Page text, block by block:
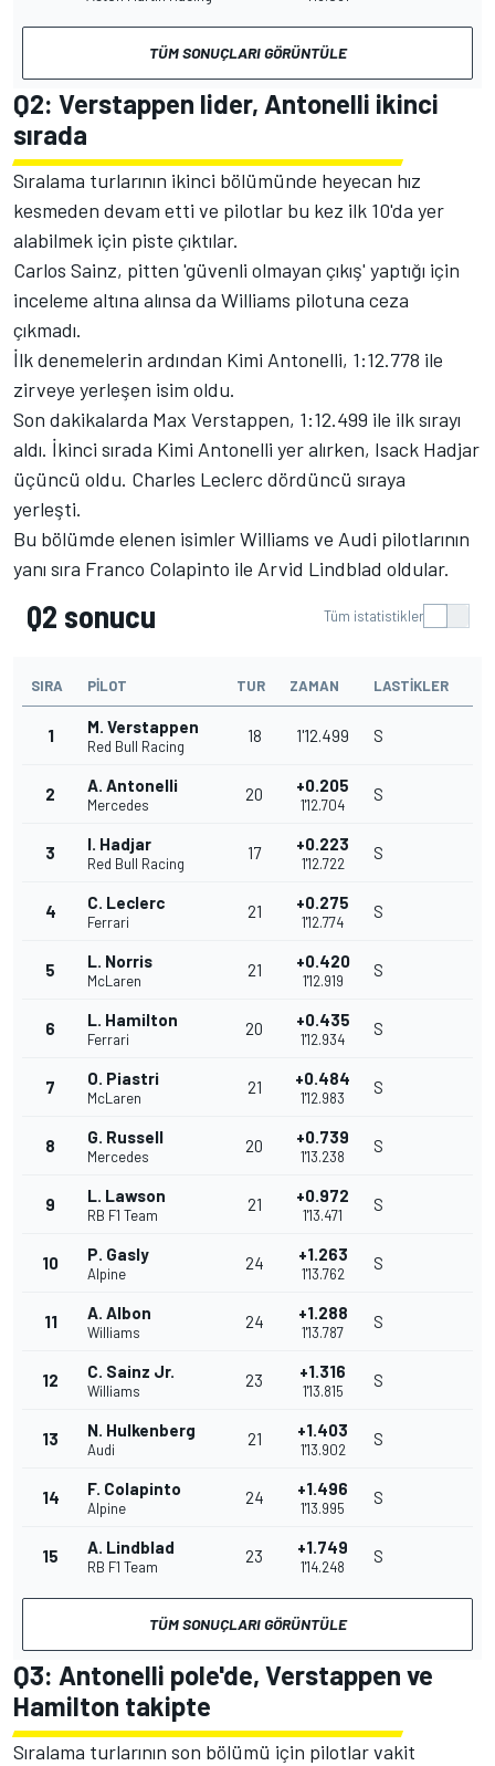
TÜM SONUÇLARI GÖRÜNTÜLE
Q2: Verstappen lider, Antonelli ikinci
sırada
Sıralama turlarının ikinci bölümünde heyecan hız
kesmeden devam etti ve pilotlar bu kez ilk 10'da yer
alabilmek için piste çıktılar.
Carlos Sainz, pitten 'güvenli olmayan çıkış' yaptığı için
inceleme altına alınsa da Williams pilotuna ceza
çıkmadı.
İlk denemelerin ardından Kimi Antonelli, 1:12.778 ile
zirveye yerleşen isim oldu.
Son dakikalarda Max Verstappen, 1:12.499 ile ilk sırayı
aldı. İkinci sırada Kimi Antonelli yer alırken, Isack Hadjar
üçüncü oldu. Charles Leclerc dördüncü sıraya
yerleşti.
Bu bölümde elenen isimler Williams ve Audi pilotlarının
yanı sıra Franco Colapinto ile Arvid Lindblad oldular.
Q2 sonucu Tüm istatistikler
SIRA PILOT TUR ZAMAN LASTIKLER
1 M. Verstappen
Red Bull Racing
18 1'12.499 S
2 A. Antonelli
Mercedes
20 +0.205
1'12.704
S
3 I. Hadjar
Red Bull Racing
17 +0.223
1'12.722
S
4 C. Leclerc
Ferrari
21 +0.275
1'12.774
S
5 L. Norris
McLaren
21 +0.420
1'12.919
S
6 L. Hamilton
Ferrari
20 +0.435
1'12.934
S
7 O. Piastri
McLaren
21 +0.484
1'12.983
S
8 G. Russell
Mercedes
20 +0.739
1'13.238
S
9 L. Lawson
RB F1 Team
21 +0.972
1'13.471
S
10 P. Gasly
Alpine
24 +1.263
1'13.762
S
11 A. Albon
Williams
24 +1.288
1'13.787
S
12 C. Sainz Jr.
Williams
23 +1.316
1'13.815
S
13 N. Hulkenberg
Audi
21 +1.403
1'13.902
S
14 F. Colapinto
Alpine
24 +1.496
1'13.995
S
15 A. Lindblad
RB F1 Team
23 +1.749
1'14.248
S
TÜM SONUÇLARI GÖRÜNTÜLE
Q3: Antonelli pole'de, Verstappen ve
Hamilton takipte
Sıralama turlarının son bölümü için pilotlar vakit